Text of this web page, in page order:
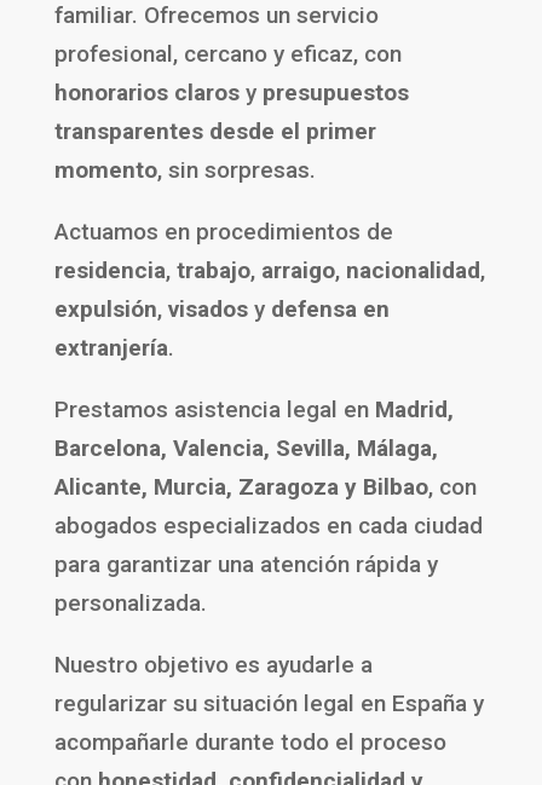
familiar. Ofrecemos un servicio
profesional, cercano y eficaz, con
honorarios clarosy presupuestos
transparentes desde el primer
momento, sin sorpresas.
Actuamos en procedimientos de
residencia, trabajo, arraigo, nacionalidad,
expulsión, visadosy defensa en
extranjería.
Prestamos asistencia legal en Madrid,
Barcelona, Valencia, Sevilla, Málaga,
Alicante, Murcia, Zaragoza y Bilbao, con
abogados especializados en cada ciudad
para garantizar una atención rápida y
personalizada.
Nuestro objetivo es ayudarle a
regularizar su situación legal en España y
acompañarle durante todo el proceso